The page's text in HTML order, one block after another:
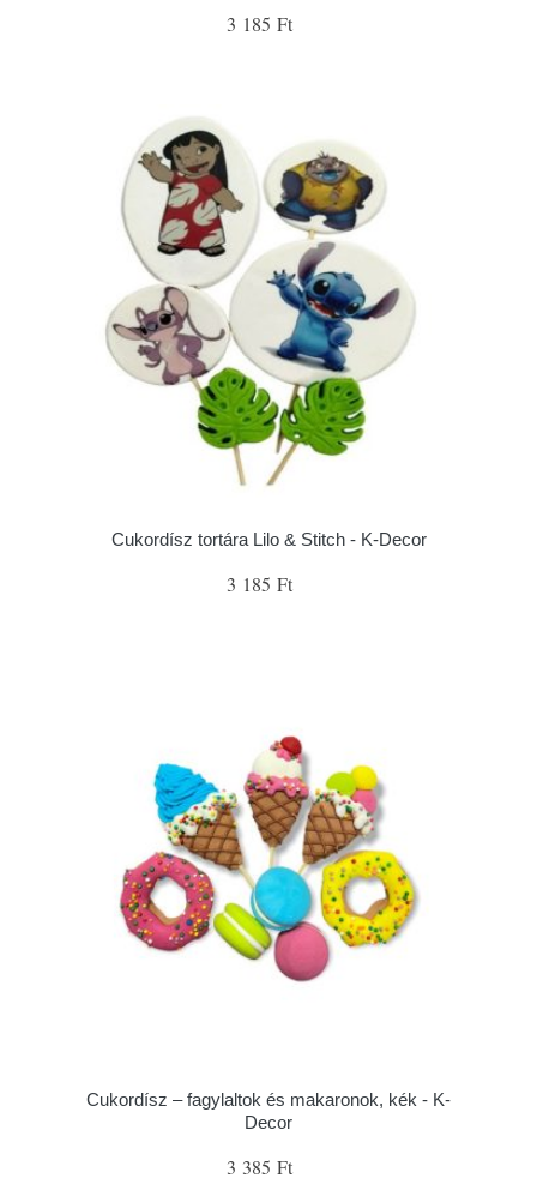
3 185 Ft
Cukordísz tortára Lilo & Stitch - K-Decor
3 185 Ft
Cukordísz – fagylaltok és makaronok, kék - K-
Decor
3 385 Ft